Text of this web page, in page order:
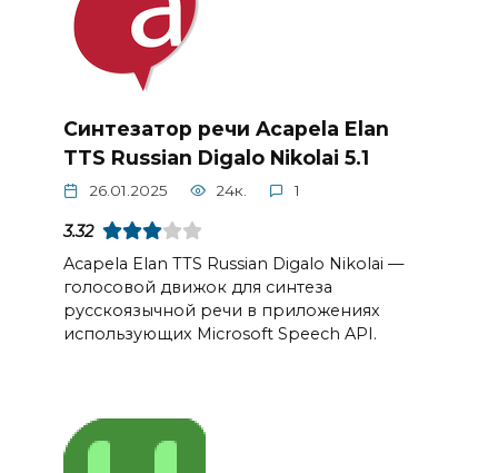
Синтезатор речи Acapela Elan
TTS Russian Digalo Nikolai 5.1
26.01.2025 24к. 1
3.32
Acapela Elan TTS Russian Digalo Nikolai —
голосовой движок для синтеза
русскоязычной речи в приложениях
использующих Microsoft Speech API.